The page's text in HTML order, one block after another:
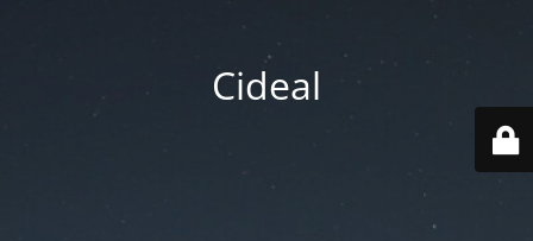
Cideal